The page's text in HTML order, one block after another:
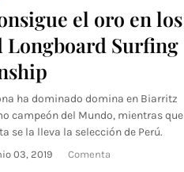
el oro en los
Longboard Surfing
ha dominado domina en Biarritz
campeón del Mundo, mientras que
se la lleva la selección de Perú.
03, 2019 Comenta